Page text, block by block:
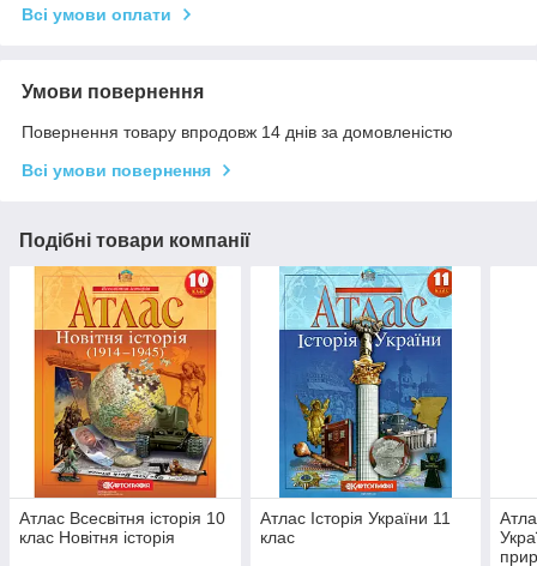
Всі умови оплати
Умови повернення
Повернення товару впродовж 14 днів за домовленістю
Всі умови повернення
Подібні товари компанії
Атлас Всесвітня історія 10
клас Новітня історія
Атлас Історія України 11
клас